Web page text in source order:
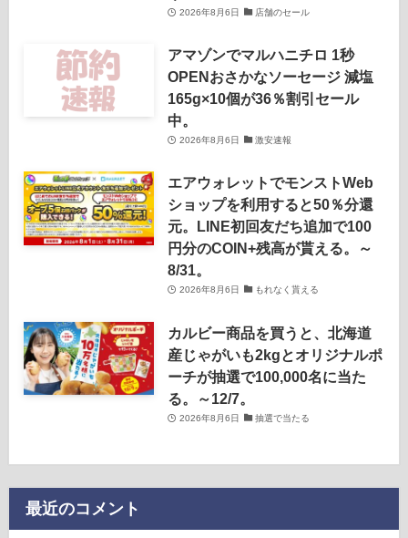
2026年8月6日 店舗のセール
アマゾンでマルハニチロ 1秒
OPENおさかなソーセージ 減塩
165g×10個が36％割引セール
中。
2026年8月6日 激安速報
エアウォレットでモンストWeb
ショップを利用すると50％分還
元。LINE初回友だち追加で100
円分のCOIN+残高が貰える。～
8/31。
2026年8月6日 もれなく貰える
カルビー商品を買うと、北海道
産じゃがいも2kgとオリジナルポ
ーチが抽選で100,000名に当た
る。～12/7。
2026年8月6日 抽選で当たる
最近のコメント